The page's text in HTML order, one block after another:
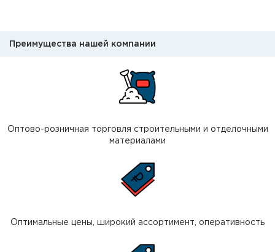
Преимущества нашей компании
Оптово-розничная торговля строительными и отделочными
материалами
Оптимальные цены, широкий ассортимент, оперативность